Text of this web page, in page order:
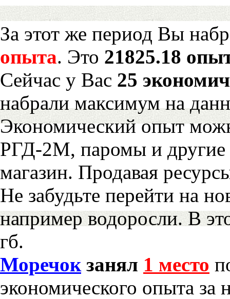
За этот же период Вы
опыта. Это 21825.18
Сейчас у Вас 25
набрали максимум на
Экономический опыт
РГД-2М, паромы и другие
магазин. Продавая
Не забудьте перейти на
например водоросли. В
гб.
Моречокзанял 1 место
экономического опыта за